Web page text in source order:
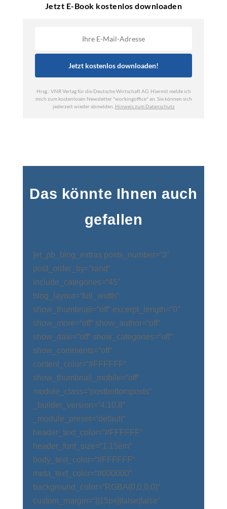
Das könnte Ihnen auch
gefallen
[et_pb_blog_extras posts_number=“3″
post_order_by=“rand“
include_categories=“45″
blog_layout=“full_width“
show_thumbnail=“off“ excerpt_length=“0″
show_more=“off“ show_author=“off“
show_date=“off“ show_categories=“off“
show_comments=“off“
content_color=“#FFFFFF“
show_thumbnail_mobile=“off“
module_class=“postbottomposts“
_builder_version=“4.10.8″
_module_preset=“default“
header_text_color=“#FFFFFF“
header_font_size=“1.15em“
body_text_color=“#FFFFFF“
meta_text_color=“#000000″
background_color=“RGBA(0,0,0,0)“
custom_margin=“||15px||false|false“